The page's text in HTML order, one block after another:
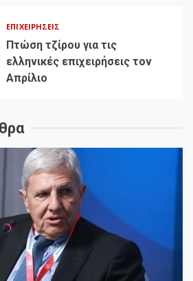
ΕΠΙΧΕΙΡΉΣΕΙΣ
Πτώση τζίρου για τις
ελληνικές επιχειρήσεις τον
Απρίλιο